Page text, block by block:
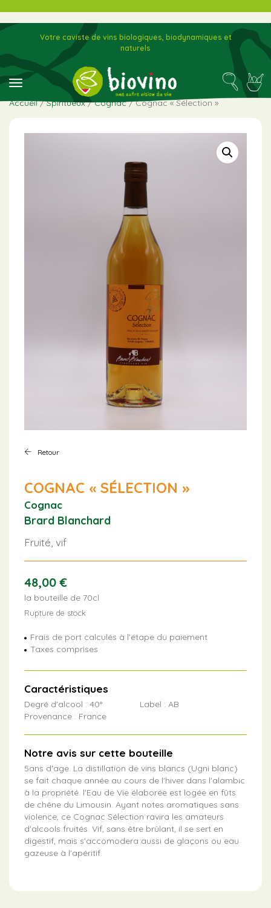
toggle navigation
Votre caviste de vins biologiques, biodynamiques et
naturels
Accueil/Spiritueux/Cognac/ Cognac « Sélection »
Retour
COGNAC « SÉLECTION »
Cognac
Brard Blanchard
Fruité, vif
48,00€
la bouteille de 70cl
Rupture de stock
Frais de port calculés à l'étape du paiement
Taxes comprises
Caractéristiques
Degré d'alcool : 40°
Provenance : France
Label : AB
Notre avis sur cette bouteille
5ans d'age. La distillation de vins blancs (Ugni blanc)
se fait chaque année au cours de l'hiver dans l'alambic
à la propriété. l'Eau de Vie élaborée est logée en fûts
de chêne du Limousin. Ayant notes aromatiques sans
violence, ce Cognac Sélection ravira les amateurs
d'alcools fruités. Vif, sans être brûlant, il se sert en
digestif, mais s'accomodera aussi de glaçons ou eau
gazeuse à l'apéritif.